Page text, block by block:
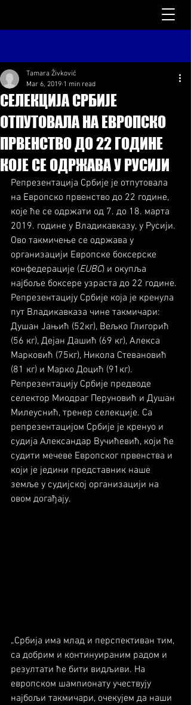
СЕЛЕКЦИЈА СРБИЈЕ
ОТПУТОВАЛА НА ЕВРОПСКО
ПРВЕНСТВО ДО 22 ГОДИНЕ
КОЈЕ СЕ ОДРЖАВА У РУСИЈИ
Tamara Živković
Mar 6, 2019 1 min read
Репрезентација Србије је отпутовала
на Европско првенство до 22 године,
које ће се одржати од 7. до 18. марта
2019. године у Владикавказу, у Русији.
Ово такмичење се одржава у
организацији Европске боксерске
конфедерације (EUBC) и окупља
најбоље боксере узраста до 22 године.
Репрезентацију Србије која је кренула
пут Владикавказа чине такмичари:
Душан Јањић (52кг), Вељко Глигорић
(56 кг), Дејан Дашић (69 кг), Алекса
Марковић (75кг), Никола Стевановић
(81 кг) и Марко Доцић (91кг).
Репрезентацију Србије предводе
селектор Миодраг Перуновић и Душан
Милеуснић, тренер селекције. Са
репрезентацијом Србије је кренуо и
судија Александар Вучићевић, који ће
судити мечеве Европског првенства и
који је једини представник наше
земље у судијској организацији на
овом догађају.
„Србија има млад и перспективан тим,
са добрим и континуираним радом и
резултати ће бити видљиви. На
европском шампионату учествују
најбољи такмичари, очекујем да наши